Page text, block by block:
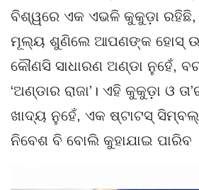
ବିଶ୍ୱରେ ଏକ ଏଭଳି କୁକୁଡ଼ା ରହିଛି,
ମୂଲ୍ୟ ଶୁଣିଲେ ଆପଣଙ୍କ ହୋସ୍
କୌଣସି ସାଧାରଣ ଅଣ୍ଡା ନୁହେଁ,
‘ଅଣ୍ଡାର ରାଜା’। ଏହି କୁକୁଡ଼ା ଓ
ଖାଦ୍ୟ ନୁହେଁ, ଏକ ଷ୍ଟାଟସ୍ ସିମ୍ବଲ୍
ନିବେଶ ବି ବୋଲି କୁହାଯାଇ ପାରିବ